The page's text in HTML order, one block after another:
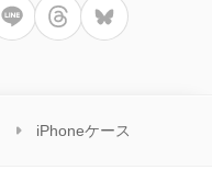
iPhoneケース